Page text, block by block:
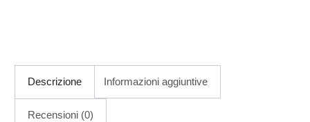
Descrizione Informazioni aggiuntive
Recensioni (0)